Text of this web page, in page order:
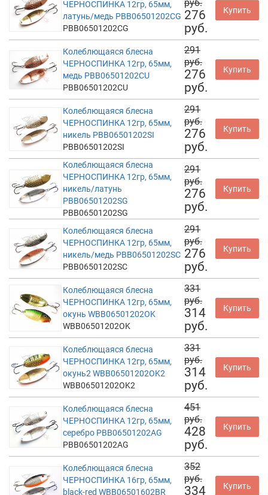
ЧЕРНОСПИНКА 12гр, 65мм,
латунь/медь PBB06501202CG
PBB06501202CG
руб.
276
руб.
Купить
Колеблющаяся блесна
ЧЕРНОСПИНКА 12гр, 65мм,
медь PBB06501202CU
PBB06501202CU
291
руб.
276
руб.
Купить
Колеблющаяся блесна
ЧЕРНОСПИНКА 12гр, 65мм,
никель PBB06501202SI
PBB06501202SI
291
руб.
276
руб.
Купить
Колеблющаяся блесна
ЧЕРНОСПИНКА 12гр, 65мм,
никель/латунь
PBB06501202SG
PBB06501202SG
291
руб.
276
руб.
Купить
Колеблющаяся блесна
ЧЕРНОСПИНКА 12гр, 65мм,
никель/медь PBB06501202SC
PBB06501202SC
291
руб.
276
руб.
Купить
Колеблющаяся блесна
ЧЕРНОСПИНКА 12гр, 65мм,
окунь WBB06501202OK
WBB06501202OK
331
руб.
314
руб.
Купить
Колеблющаяся блесна
ЧЕРНОСПИНКА 12гр, 65мм,
окунь2 WBB06501202OK2
WBB06501202OK2
331
руб.
314
руб.
Купить
Колеблющаяся блесна
ЧЕРНОСПИНКА 12гр, 65мм,
серебро PBB06501202AG
PBB06501202AG
451
руб.
428
руб.
Купить
Колеблющаяся блесна
ЧЕРНОСПИНКА 16гр, 65мм,
black-red WBB06501602BR
352
руб.
334
Купить